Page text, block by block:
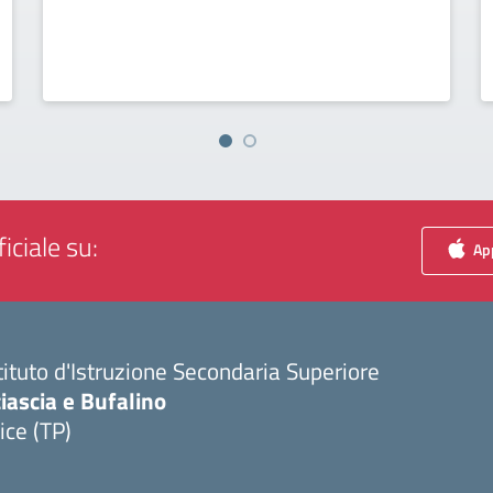
su:
d'Istruzione Secondaria Superiore
e Bufalino
(TP)